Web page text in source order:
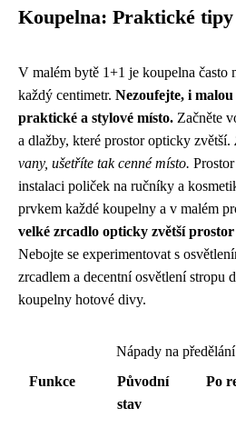
Koupelna: Praktické tipy
V malém bytě 1+1 je koupelna často
každý centimetr. Nezoufejte, i
praktické a stylové místo. Začněte
a dlažby, které prostor opticky zvětší.
vany, ušetříte tak cenné místo.
instalaci poliček na ručníky a
prvkem každé koupelny a v malém
velké zrcadlo opticky zvětší
Nebojte se experimentovat s
zrcadlem a decentní osvětlení stropu
koupelny hotové divy.
Nápady na
Funkce
Původní
stav
Po